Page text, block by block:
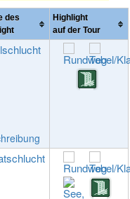
des
Highlight
auf der Tour